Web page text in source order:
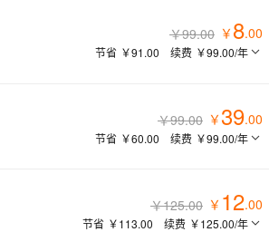
￥99.00 ￥ 8.00
节省 ￥91.00 续费 ￥99.00/年
￥99.00 ￥ 39.00
节省 ￥60.00 续费 ￥99.00/年
￥125.00 ￥ 12.00
节省 ￥113.00 续费 ￥125.00/年